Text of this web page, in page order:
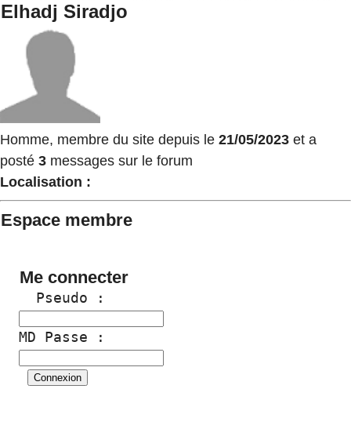
Elhadj Siradjo
Homme, membre du site depuis le 21/05/2023 et a
posté 3 messages sur le forum
Localisation :
Espace membre
Me connecter
  Pseudo :
MD Passe :